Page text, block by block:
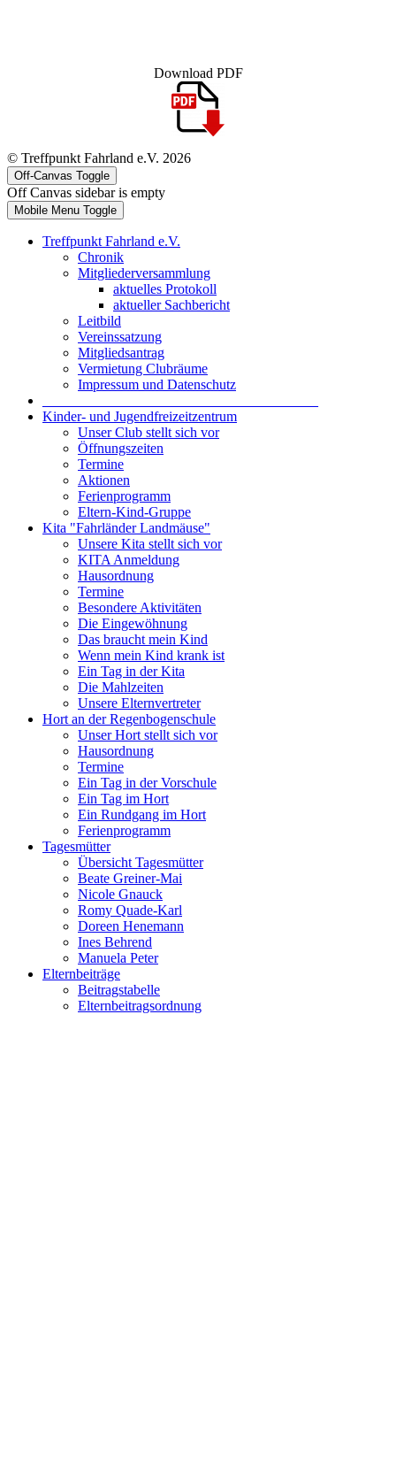
Download PDF
© Treffpunkt Fahrland e.V. 2026
Off-Canvas Toggle
Off Canvas sidebar is empty
Mobile Menu Toggle
Treffpunkt Fahrland e.V.
Chronik
Mitgliederversammlung
aktuelles Protokoll
aktueller Sachbericht
Leitbild
Vereinssatzung
Mitgliedsantrag
Vermietung Clubräume
Impressum und Datenschutz
Kinder- und Jugendfreizeitzentrum
Unser Club stellt sich vor
Öffnungszeiten
Termine
Aktionen
Ferienprogramm
Eltern-Kind-Gruppe
Kita "Fahrländer Landmäuse"
Unsere Kita stellt sich vor
KITA Anmeldung
Hausordnung
Termine
Besondere Aktivitäten
Die Eingewöhnung
Das braucht mein Kind
Wenn mein Kind krank ist
Ein Tag in der Kita
Die Mahlzeiten
Unsere Elternvertreter
Hort an der Regenbogenschule
Unser Hort stellt sich vor
Hausordnung
Termine
Ein Tag in der Vorschule
Ein Tag im Hort
Ein Rundgang im Hort
Ferienprogramm
Tagesmütter
Übersicht Tagesmütter
Beate Greiner-Mai
Nicole Gnauck
Romy Quade-Karl
Doreen Henemann
Ines Behrend
Manuela Peter
Elternbeiträge
Beitragstabelle
Elternbeitragsordnung